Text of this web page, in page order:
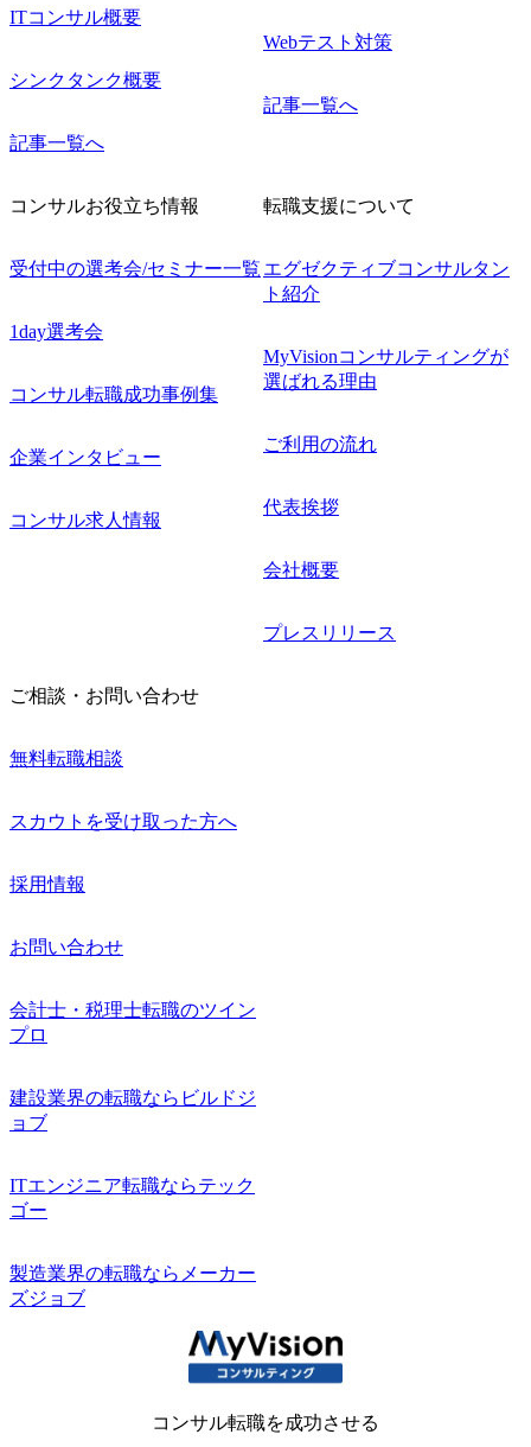
ITコンサル概要
シンクタンク概要
記事一覧へ
Webテスト対策
記事一覧へ
コンサルお役立ち情報
受付中の選考会/セミナー一覧
1day選考会
コンサル転職成功事例集
企業インタビュー
コンサル求人情報
転職支援について
エグゼクティブコンサルタン
ト紹介
MyVisionコンサルティングが
選ばれる理由
ご利用の流れ
代表挨拶
会社概要
プレスリリース
ご相談・お問い合わせ
無料転職相談
スカウトを受け取った方へ
採用情報
お問い合わせ
会計士・税理士転職のツイン
プロ
建設業界の転職ならビルドジ
ョブ
ITエンジニア転職ならテック
ゴー
製造業界の転職ならメーカー
ズジョブ
コンサル転職を成功させる